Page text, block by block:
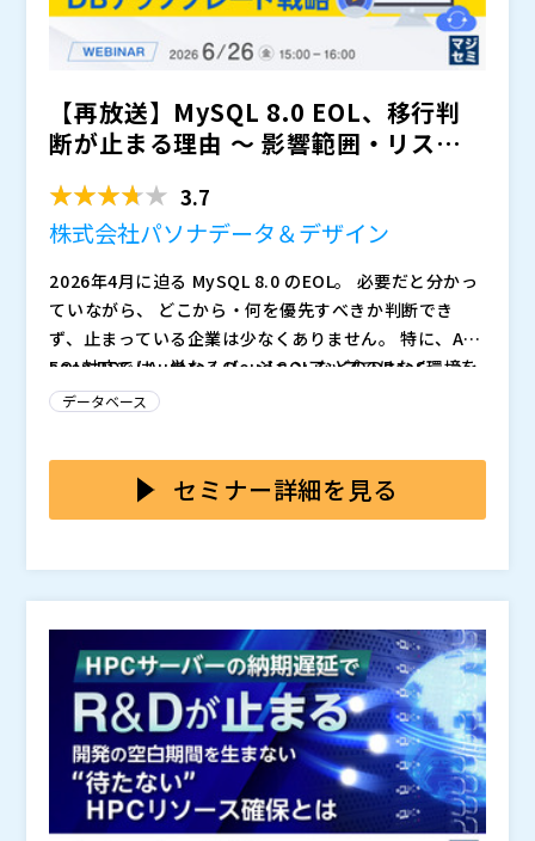
【再放送】MySQL 8.0 EOL、移行判
断が止まる理由 ～ 影響範囲・リスク・
3.7
株式会社パソナデータ＆デザイン
2026年4月に迫る MySQL 8.0 のEOL。 必要だと分かっ
ていながら、 どこから・何を優先すべきか判断でき
ず、止まっている企業は少なくありません。 特に、Am
azon RDS / Aurora / Cloud SQL などの DBaaS環境を
本番利用している場合、 Extended Supportによるコ
の結果、「調査だけ進んで決められない」「不安で先送
り」という状態に陥るケースが多く見られます。
EOL対応では、単なるバージョンアップではなく、 ・
影響範囲の見極め ・リスク整理 ・検討論点の整理 ・社
まま作業に入り、結果として 想定外のトラブルやコス
ト増 を招いてしまいます。
いったDBaaSごとに考慮すべきポイントは異なります。
例えば、 ・Amazon RDS for MySQL：アップグレード
機能依存とパフォーマンス特性 ・Google Cloud SQ
L：移行オプションと運用設計の違い これらを理解せず
に進めると、ダウンタイム、性能劣化、想定外の工数増
など、事業影響に直結する問題が発生しかねません。
SQL）におけるMySQL 8.0 EOL対応に焦点を当て、 失
敗しないアップグレード戦略を「判断軸」の形で整理し
ます。 単なる手順解説ではなく、 何を検討すべきか・
どこに注意すべきか・どのように整理すべきかを自社で
判断できるようになることを目的としています。 セミ
ナー内容で主に得られるノウハウは以下となります。
・EOL対応で押さえるべき影響範囲とリスクの全体像
・MySQL 8.0 EOLで何が起こるのか（DBaaS特有の論
点を含めて整理） ・RDS / Aurora / Cloud SQL それぞ
れの対応方針と注意点 ・サービス特性を踏まえたアッ
・Amazon RDS / Aurora / Cloud SQL を本番利用して
いる企業の方 ・MySQL 8.0 を使っているが、まだEOL
対応に着手できていない方 ・情シス・開発リーダー・I
T責任者など、技術判断を担っている方 ・アップグレー
ドの影響・リスク・コストを自分の判断で説明する必要
がある方 ・ベンダー任せではなく、自社で判断軸を持
って進めたい方 EOL対応を「作業」で終わらせず、社内
で方針を整理し、次の一手を判断できる状態をつくりた
株式会社パソナデータ＆デザイン（）
マジセミ株式会社（ ）
※共催、協賛、協力、講演企業は将来的に追加、削除さ
れる可能性があります。
データベース
セミナー詳細を見る